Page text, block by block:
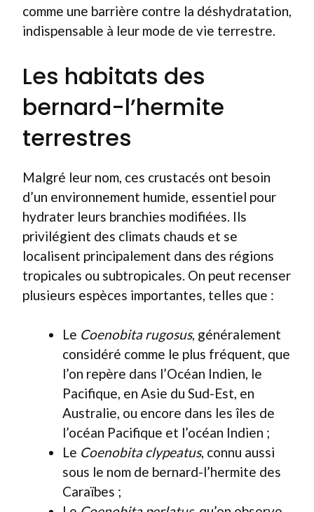
comme une barrière contre la déshydratation,
indispensable à leur mode de vie terrestre.
Les habitats des
bernard-l’hermite
terrestres
Malgré leur nom, ces crustacés ont besoin
d’un environnement humide, essentiel pour
hydrater leurs branchies modifiées. Ils
privilégient des climats chauds et se
localisent principalement dans des régions
tropicales ou subtropicales. On peut recenser
plusieurs espèces importantes, telles que :
Le Coenobita rugosus, généralement
considéré comme le plus fréquent, que
l’on repère dans l’Océan Indien, le
Pacifique, en Asie du Sud-Est, en
Australie, ou encore dans les îles de
l’océan Pacifique et l’océan Indien ;
Le Coenobita clypeatus, connu aussi
sous le nom de bernard-l’hermite des
Caraïbes ;